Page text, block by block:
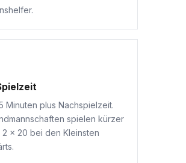
Minuten plus Nachspielzeit.
spielen kürzer
2 × 20 bei den Kleinsten